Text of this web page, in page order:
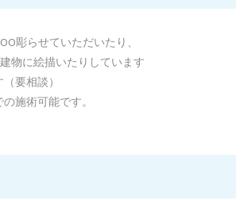
彫らせていただいたり、
物に絵描いたりしています
要相談）
施術可能です。